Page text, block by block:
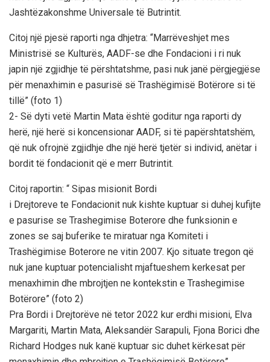
Jashtëzakonshme Universale të Butrintit.
Citoj një pjesë raporti nga dhjetra: “Marrëveshjet mes
Ministrisë se Kulturës, AADF-se dhe Fondacioni i ri nuk
japin një zgjidhje të përshtatshme, pasi nuk janë përgjegjëse
për menaxhimin e pasurisë së Trashëgimisë Botërore si të
tillë” (foto 1)
2- Së dyti vetë Martin Mata është goditur nga raporti dy
herë, një herë si koncensionar AADF, si të papërshtatshëm,
që nuk ofrojnë zgjidhje dhe një herë tjetër si individ, anëtar i
bordit të fondacionit që e merr Butrintit.
Citoj raportin: “ Sipas misionit Bordi
i Drejtoreve te Fondacionit nuk kishte kuptuar si duhej kufijte
e pasurise se Trashegimise Boterore dhe funksionin e
zones se saj buferike te miratuar nga Komiteti i
Trashëgimise Boterore ne vitin 2007. Kjo situate tregon që
nuk jane kuptuar potencialisht mjaftueshem kerkesat per
menaxhimin dhe mbrojtjen ne kontekstin e Trashegimise
Botërore” (foto 2)
Pra Bordi i Drejtorëve në tetor 2022 kur erdhi misioni, Elva
Margariti, Martin Mata, Aleksandër Sarapuli, Fjona Borici dhe
Richard Hodges nuk kanë kuptuar sic duhet kërkesat për